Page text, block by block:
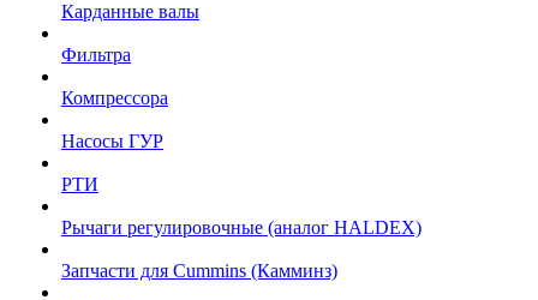
Карданные валы
Фильтра
Компрессора
Насосы ГУР
РТИ
Рычаги регулировочные (аналог HALDEX)
Запчасти для Cummins (Камминз)